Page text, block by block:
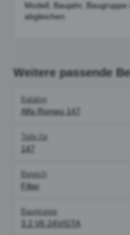
Modell, Baujahr,
abgleichen.
Weitere passende
Katalog
Alfa Romeo 147
Teile für
147
Bereich
Filter
Baugruppe
3.2 V6 24V/GTA